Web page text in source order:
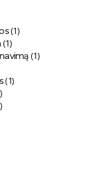
(1)
(1)
(1)
(1)